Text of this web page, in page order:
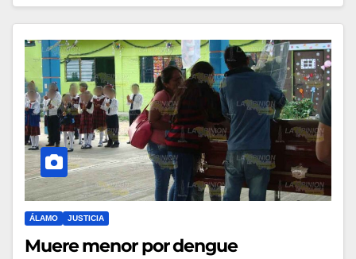
ÁLAMO JUSTICIA
Muere menor por dengue